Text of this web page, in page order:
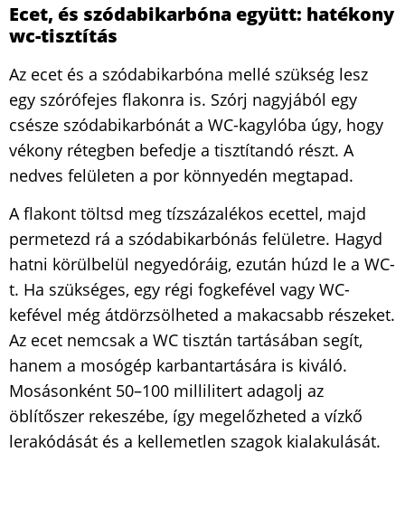
Ecet, és szódabikarbóna együtt: hatékony
wc-tisztítás
Az ecet és a szódabikarbóna mellé szükség lesz
egy szórófejes flakonra is. Szórj nagyjából egy
csésze szódabikarbónát a WC-kagylóba úgy, hogy
vékony rétegben befedje a tisztítandó részt. A
nedves felületen a por könnyedén megtapad.
A flakont töltsd meg tízszázalékos ecettel, majd
permetezd rá a szódabikarbónás felületre. Hagyd
hatni körülbelül negyedóráig, ezután húzd le a WC-
t. Ha szükséges, egy régi fogkefével vagy WC-
kefével még átdörzsölheted a makacsabb részeket.
Az ecet nemcsak a WC tisztán tartásában segít,
hanem a mosógép karbantartására is kiváló.
Mosásonként 50–100 millilitert adagolj az
öblítőszer rekeszébe, így megelőzheted a vízkő
lerakódását és a kellemetlen szagok kialakulását.